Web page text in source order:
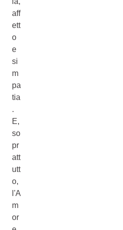
aff
ett
o
e
si
m
pa
tia
.
E,
so
pr
att
utt
o,
l'A
m
or